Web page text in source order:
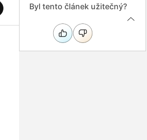
Byl tento článek užitečný?